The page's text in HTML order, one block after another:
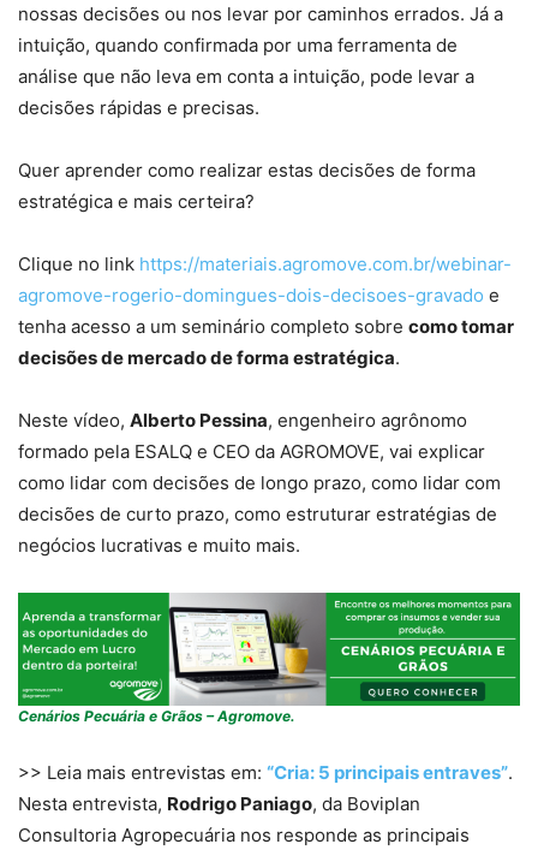
nossas decisões ou nos levar por caminhos errados. Já a
intuição, quando confirmada por uma ferramenta de
análise que não leva em conta a intuição, pode levar a
decisões rápidas e precisas.
Quer aprender como realizar estas decisões de forma
estratégica e mais certeira?
Clique no link https://materiais.agromove.com.br/webinar-
agromove-rogerio-domingues-dois-decisoes-gravado e
tenha acesso a um seminário completo sobre como tomar
decisões de mercado de forma estratégica.
Neste vídeo, Alberto Pessina, engenheiro agrônomo
formado pela ESALQ e CEO da AGROMOVE, vai explicar
como lidar com decisões de longo prazo, como lidar com
decisões de curto prazo, como estruturar estratégias de
negócios lucrativas e muito mais.
Cenários Pecuária e Grãos – Agromove.
>> Leia mais entrevistas em: “Cria: 5 principais entraves”.
Nesta entrevista, Rodrigo Paniago, da Boviplan
Consultoria Agropecuária nos responde as principais